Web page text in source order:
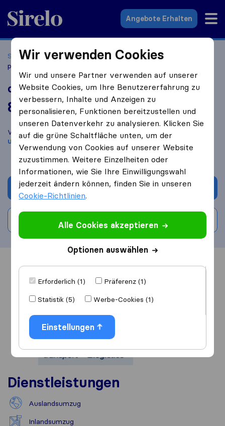
Sirelo.at
Angebote Erhalten
Startseite Umzugsfirmen Umzugsfirmen Wien
partner GmbH
cargo-partner GmbH
8,2 basierend auf113
Sirelo und Google Bewertungen
i
Vergleichen Sie cargo-partner GmbH mit anderenUmzugs​
unternehmenaus Wien
Angebot anfordern
Bewertung schreiben
Übersicht Bewertungen Quellen
Dienstleistungen
Auslandsumzug
Inlandsumzug
Wir verwenden Cookies
Wir und unsere Partner verwenden auf unserer
Website Cookies, um Ihre Benutzererfahrung zu
verbessern, Inhalte und Anzeigen zu
personalisieren, Funktionen bereitzustellen und
unseren Datenverkehr zu analysieren. Klicken Sie
auf die grüne Schaltfläche unten, um der
Verwendung von Cookies auf unserer Website
zuzustimmen. Weitere Einzelheiten oder
Informationen, wie Sie Ihre Einwilligungswahl
jederzeit ändern können, finden Sie in unseren
Cookie-Richtlinien.
Alle Cookies akzeptieren
Optionen auswählen
Erforderlich (1)
Präferenz (1)
Statistik (5)
Werbe-Cookies (1)
Einstellungen